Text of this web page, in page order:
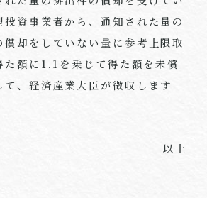
資事業者から、通知された量の
却をしていない量に参考上限取
た額に1.1を乗じて得た額を未償
、経済産業大臣が徴収します
以上